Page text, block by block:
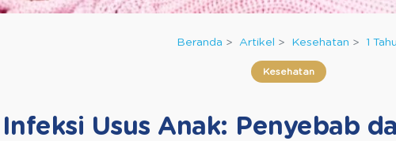
Beranda Artikel Kesehatan 1
Kesehatan
Infeksi Usus Anak: Penyebab